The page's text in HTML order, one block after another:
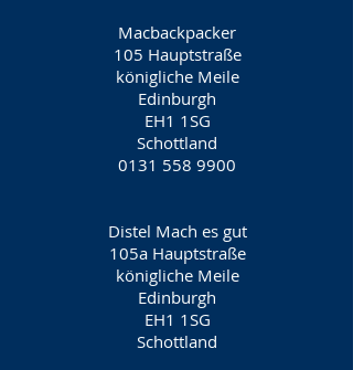
Macbackpacker
105 Hauptstraße
königliche Meile
Edinburgh
EH1 1SG
Schottland
0131 558 9900
Distel Mach es gut
105a Hauptstraße
königliche Meile
Edinburgh
EH1 1SG
Schottland